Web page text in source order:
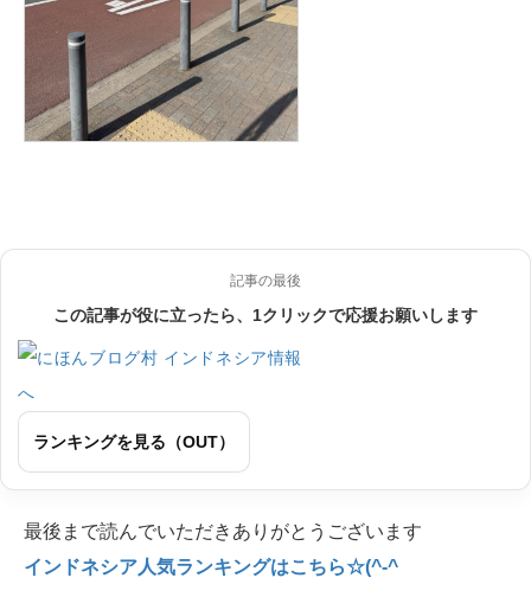
記事の最後
この記事が役に立ったら、1クリックで応援お願いします
ランキングを見る（OUT）
最後まで読んでいただきありがとうございます
インドネシア人気ランキングはこちら☆(^-^